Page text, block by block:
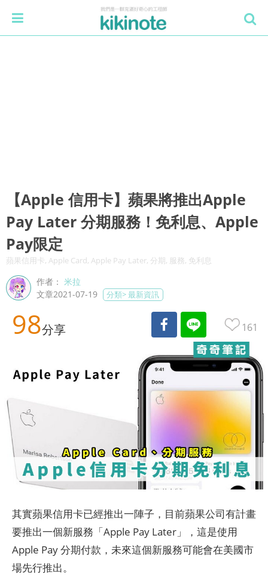
【Apple 信用卡】蘋果將推出Apple
Pay Later 分期服務！免利息、Apple
Pay限定
蘋果信用卡, Apple Card, Apple Pay Later, 分期, 服務, 免利息
作者：米拉
文章2021-07-19
分類>最新資訊
98分享 161
其實蘋果信用卡已經推出一陣子，目前蘋果公司有計畫
要推出一個新服務「Apple Pay Later」，這是使用
Apple Pay 分期付款，未來這個新服務可能會在美國市
場先行推出。